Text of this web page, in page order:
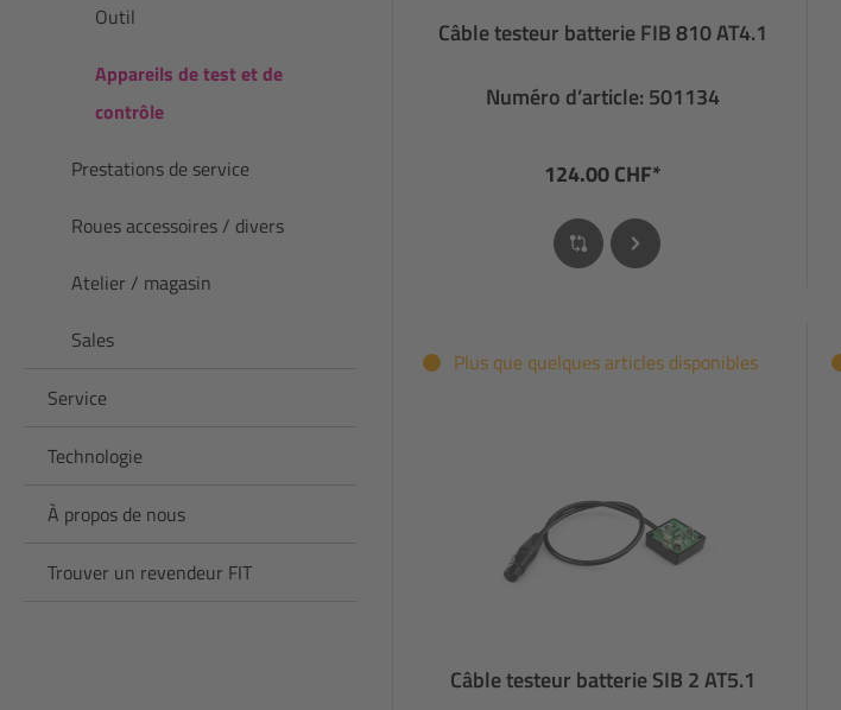
Outil
Appareils de test et de
contrôle
Prestations de service
Roues accessoires / divers
Atelier / magasin
Sales
Service
Technologie
À propos de nous
Trouver un revendeur FIT
Câble testeur batterie FIB 810 AT4.1
Numéro d’article: 501134
124.00 CHF*
Plus que quelques articles disponibles
Câble testeur batterie SIB 2 AT5.1